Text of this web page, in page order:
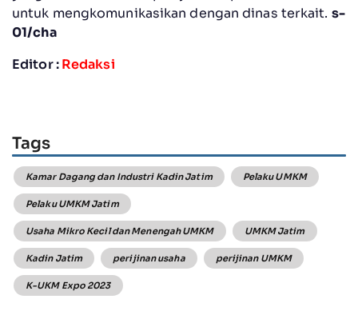
untuk mengkomunikasikan dengan dinas terkait. s-
01/cha
Editor :Redaksi
Tags
Kamar Dagang dan Industri Kadin Jatim Pelaku UMKM
Pelaku UMKM Jatim
Usaha Mikro Kecil dan Menengah UMKM UMKM Jatim
Kadin Jatim perijinan usaha perijinan UMKM
K-UKM Expo 2023